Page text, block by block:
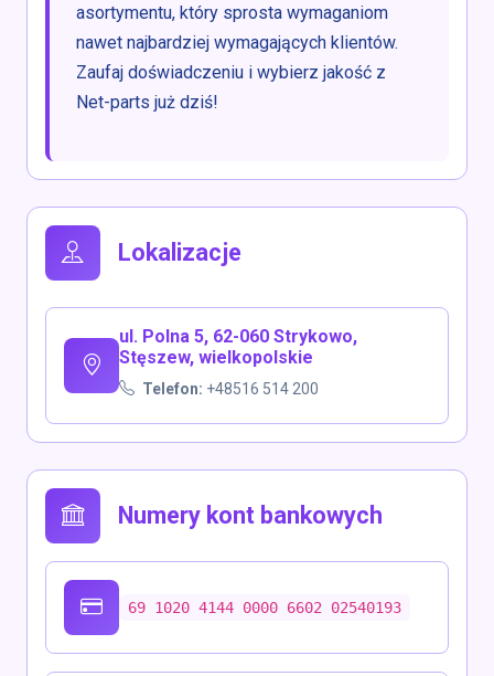
asortymentu, który sprosta wymaganiom
nawet najbardziej wymagających klientów.
Zaufaj doświadczeniu i wybierz jakość z
Net-parts już dziś!
Lokalizacje
ul. Polna 5, 62-060 Strykowo,
Stęszew, wielkopolskie
Telefon: +48516 514 200
Numery kont bankowych
69 1020 4144 0000 6602 02540193